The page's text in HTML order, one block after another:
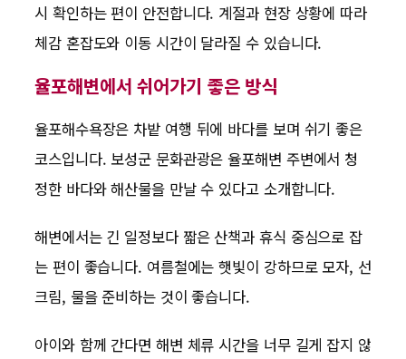
시 확인하는 편이 안전합니다. 계절과 현장 상황에 따라
체감 혼잡도와 이동 시간이 달라질 수 있습니다.
율포해변에서 쉬어가기 좋은 방식
율포해수욕장은 차밭 여행 뒤에 바다를 보며 쉬기 좋은
코스입니다. 보성군 문화관광은 율포해변 주변에서 청
정한 바다와 해산물을 만날 수 있다고 소개합니다.
해변에서는 긴 일정보다 짧은 산책과 휴식 중심으로 잡
는 편이 좋습니다. 여름철에는 햇빛이 강하므로 모자, 선
크림, 물을 준비하는 것이 좋습니다.
아이와 함께 간다면 해변 체류 시간을 너무 길게 잡지 않